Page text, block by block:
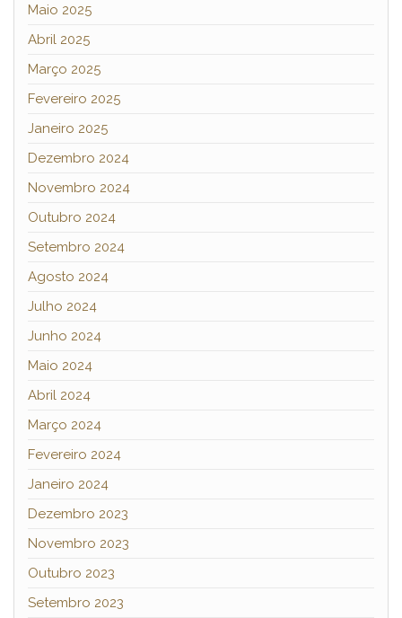
Maio 2025
Abril 2025
Março 2025
Fevereiro 2025
Janeiro 2025
Dezembro 2024
Novembro 2024
Outubro 2024
Setembro 2024
Agosto 2024
Julho 2024
Junho 2024
Maio 2024
Abril 2024
Março 2024
Fevereiro 2024
Janeiro 2024
Dezembro 2023
Novembro 2023
Outubro 2023
Setembro 2023